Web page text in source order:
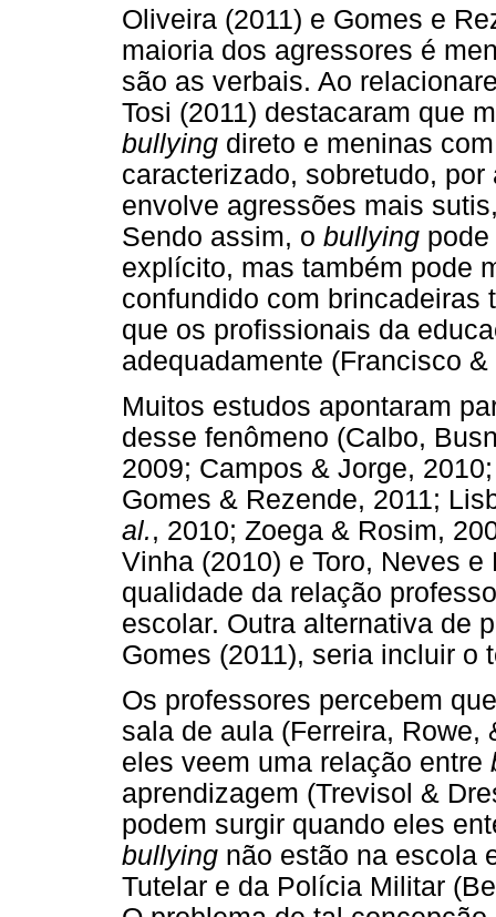
Oliveira (2011) e Gomes e
maioria dos agressores é
são as verbais. Ao
Tosi (2011) destacaram que
bullying direto e meninas
caracterizado, sobretudo,
envolve agressões mais
Sendo assim, o bullying
explícito, mas também pode
confundido com
que os profissionais da
adequadamente (Francisco
Muitos estudos apontaram
desse fenômeno (Calbo,
2009; Campos & Jorge,
Gomes & Rezende, 2011;
al., 2010; Zoega & Rosim,
Vinha (2010) e Toro, Neves
qualidade da relação
escolar. Outra alternativa de
Gomes (2011), seria incluir o
Os professores percebem
sala de aula (Ferreira, Rowe,
eles veem uma relação entre
aprendizagem (Trevisol &
podem surgir quando eles
bullying não estão na escola
Tutelar e da Polícia Militar